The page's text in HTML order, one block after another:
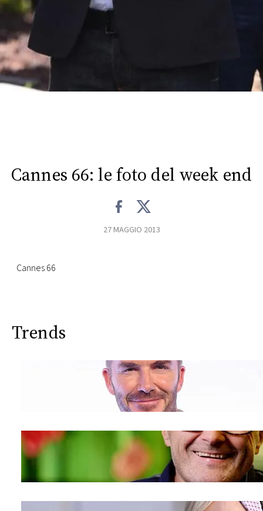
RMC
CONSIGLIA
Cannes 66: le foto del week end
27 MAGGIO 2013
Cannes 66
Trends